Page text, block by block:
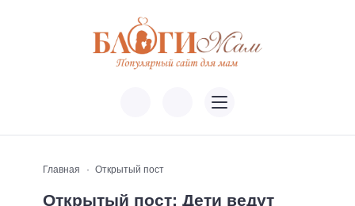
Главная Открытый пост
Открытый пост: Дети ведут